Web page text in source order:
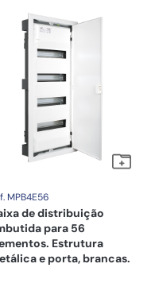
MPB4E56
de distribuição
para 56
Estrutura
e porta, brancas.